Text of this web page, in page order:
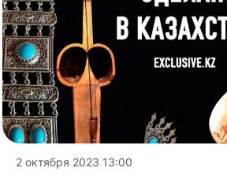
2 октября 2023 13:00